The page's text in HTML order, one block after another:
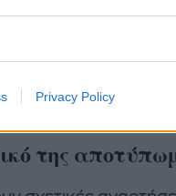
Privacy Policy
Καλο
σου .. 🌪️⚡️🙏🏼
της